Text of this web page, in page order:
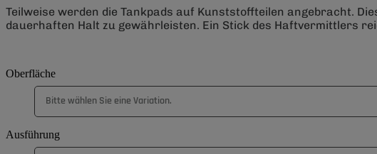
Teilweise werden die Tankpads auf Kunststoffteilen angebracht.
dauerhaften Halt zu gewährleisten. Ein Stick des Haftvermittlers
Oberfläche
Bitte wählen Sie eine Variation.
Ausführung